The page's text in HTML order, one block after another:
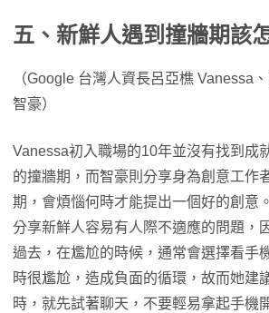
五、新鮮人遇到撞牆期該
（Google 台灣人資長呂亞樵 Vanessa
智豪）
Vanessa初入職場的10年並沒有找到成
的撞牆期，而智豪則分享身為創意工作
期，會煩惱何時才能提出一個好的創意
分享新鮮人容易有人際不適應的問題，
過去，在尷尬的時候，通常會選擇看手
時很尷尬，造成負面的循環，故而她建
時，就先試著聊天，不要輕易拿起手機